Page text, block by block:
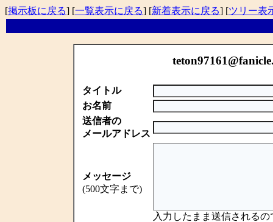
[掲示板に戻る] [一覧表示に戻る] [新着表示に戻る] [ツリー表
タイトル
お名前
送信者の
メールアドレス
メッセージ
(500文字まで)
入力したまま送信される